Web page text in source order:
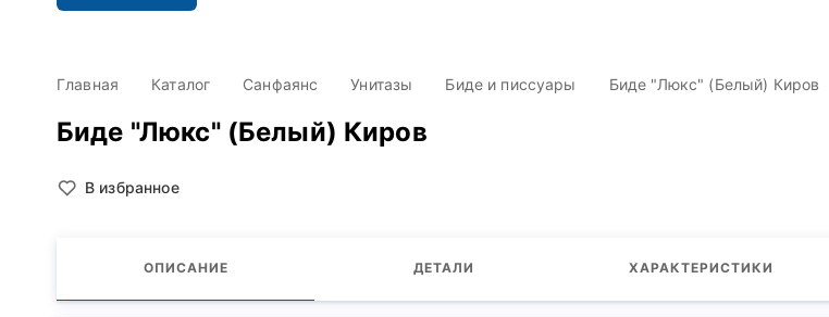
Главная Каталог Санфаянс Унитазы Биде и писсуары Биде "Люкс" (Белый) Киров
Биде "Люкс" (Белый) Киров
В избранное
ОПИСАНИЕ ДЕТАЛИ ХАРАКТЕРИСТИКИ